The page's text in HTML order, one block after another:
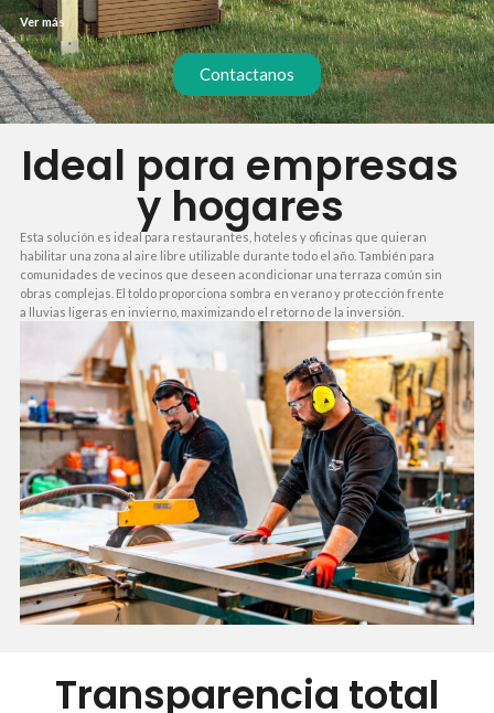
cerrado desde el primer contacto. Te detallamos cada componente de la pérgola
de madera con toldo, incluyendo materiales, instalación y acabados, para que
sepas exactamente lo que pagas. Sin costes ocultos ni sorpresas durante el
montaje. Así, tu inversión está protegida y tu planificación, bajo control.
Ver más
Contactanos
Ideal para empresas
y hogares
Esta solución es ideal para restaurantes, hoteles y oficinas que quieran
habilitar una zona al aire libre utilizable durante todo el año. También para
comunidades de vecinos que deseen acondicionar una terraza común sin
obras complejas. El toldo proporciona sombra en verano y protección frente
a lluvias ligeras en invierno, maximizando el retorno de la inversión.
Transparencia total